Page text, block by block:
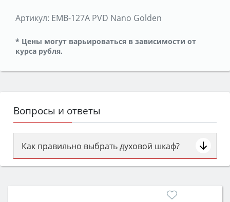
Артикул: EMB-127А PVD Nano Golden
* Цены могут варьироваться в зависимости от
курса рубля.
Вопросы и ответы
Как правильно выбрать духовой шкаф?
Сначала определитесь с типом (газовый или
затем смотрите на объём 50–70 л для семьи,